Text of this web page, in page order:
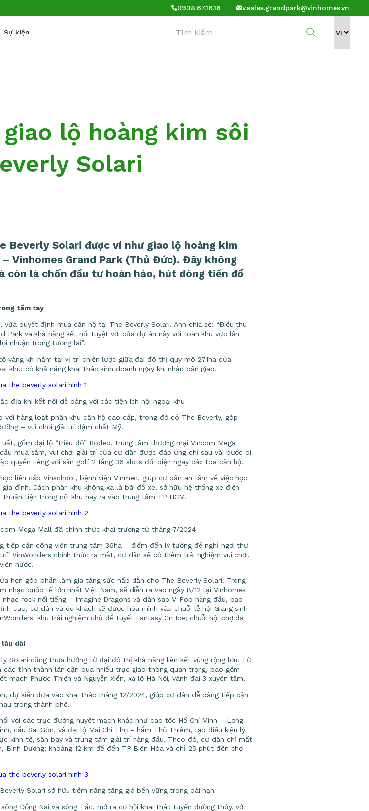
0938.67.16.16 v.sales.grandpark@vinhomes.vn
Sự kiện
lộ hoàng kim sôi
Solari
Beverly Solari được ví như giao lộ hoàng kim
Vinhomes Grand Park (Thủ Đức). Đây không
còn là chốn đầu tư hoàn hảo, hút dòng tiền đổ
tầm tay
quyết định mua căn hộ tại The Beverly Solari. Anh chia sẻ: “Điều thu
Park và khả năng kết nối tuyệt vời của dự án này với toàn khu vực lân
nhuận trong tương lai”.
vàng khi nằm tại vị trí chiến lược giữa đại đô thị quy mô 271ha của
khu; có khả năng khai thác kinh doanh ngay khi nhận bàn giao.
địa khi kết nối dễ dàng với các tiện ích nội ngoại khu
với hàng loạt phân khu căn hộ cao cấp, trong đó có The Beverly, góp
– vui chơi giải trí đậm chất Mỹ.
gồm đại lộ “triệu đô” Rodeo, trung tâm thương mại Vincom Mega
mua sắm, vui chơi giải trí của cư dân được đáp ứng chỉ sau vài bước di
quyền riêng với sân golf 2 tầng 36 slots đối diện ngay các tòa căn hộ.
liên cấp Vinschool, bệnh viện Vinmec, giúp cư dân an tâm về việc học
đình. Cách phân khu không xa là bãi đỗ xe, sở hữu hệ thống xe điện
tiện trong nội khu hay ra vào trung tâm TP HCM.
Mega Mall đã chính thức khai trương từ tháng 7/2024
tiếp cận công viên trung tâm 36ha – điểm đến lý tưởng để nghỉ ngơi thư
VinWonders chính thức ra mắt, cư dân sẽ có thêm trải nghiệm vui chơi,
nước.
hẹn góp phần làm gia tăng sức hấp dẫn cho The Beverly Solari. Trong
nhạc quốc tế lớn nhất Việt Nam, sẽ diễn ra vào ngày 8/12 tại Vinhomes
rock nổi tiếng – Imagine Dragons và dàn sao V-Pop hàng đầu, bao
cao, cư dân và du khách sẽ được hòa mình vào chuỗi lễ hội Giáng sinh
khu trải nghiệm chủ đề tuyết Fantasy On Ice; chuỗi hội chợ đa
lâu dài
Solari cũng thừa hưởng từ đại đô thị khả năng liên kết vùng rộng lớn. Từ
tỉnh thành lân cận qua nhiều trục giao thông quan trọng, bao gồm
mạch Phước Thiện và Nguyễn Xiển, xa lộ Hà Nội, vành đai 3 xuyên tâm.
dự kiến đưa vào khai thác tháng 12/2024, giúp cư dân dễ dàng tiếp cận
trong thành phố.
với các trục đường huyết mạch khác như cao tốc Hồ Chí Minh – Long
cầu Sài Gòn, và đại lộ Mai Chí Thọ – hầm Thủ Thiêm, tạo điều kiện lý
kinh tế, sân bay và trung tâm giải trí hàng đầu. Theo đó, cư dân chỉ mất
Dương; khoảng 12 km để đến TP Biên Hòa và chỉ 25 phút đến chợ
Solari sở hữu tiềm năng tăng giá bền vững trong dài hạn
Đồng Nai và sông Tắc, mở ra cơ hội khai thác tuyến đường thủy, với